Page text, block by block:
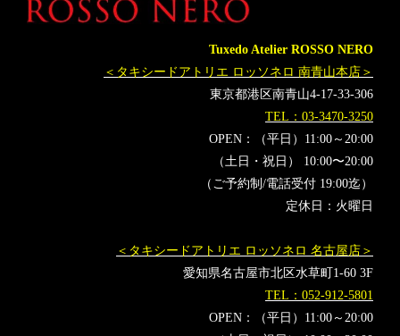
Tuxedo Atelier ROSSO NERO
＜タキシードアトリエ ロッソネロ 南青山本店＞
東京都港区南青山4-17-33-306
TEL：03-3470-3250
OPEN：（平日）11:00～20:00
（土日・祝日） 10:00〜20:00
（ご予約制/電話受付 19:00迄）
定休日：火曜日
＜タキシードアトリエ ロッソネロ 名古屋店＞
愛知県名古屋市北区水草町1-60 3F
TEL：052-912-5801
OPEN：（平日）11:00～20:00